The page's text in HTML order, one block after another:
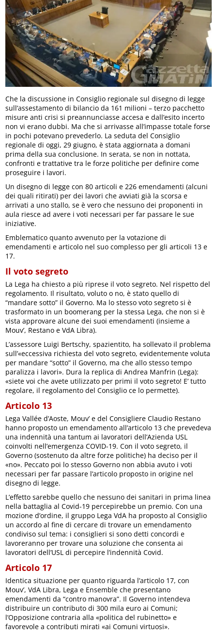
Che la discussione in Consiglio regionale sul disegno di legge
sull’assestamento di bilancio da 161 milioni – terzo pacchetto
misure anti crisi si preannunciasse accesa e dall’esito incerto
non vi erano dubbi. Ma che si arrivasse all’impasse totale forse
in pochi potevano prevederlo. La seduta del Consiglio
regionale di oggi, 29 giugno, è stata aggiornata a domani
prima della sua conclusione. In serata, se non in nottata,
confronti e trattative tra le forze politiche per definire come
proseguire i lavori.
Un disegno di legge con 80 articoli e 226 emendamenti (alcuni
dei quali ritirati) per dei lavori che avviati già la scorsa e
arrivati a uno stallo, se è vero che nessuno dei proponenti in
aula riesce ad avere i voti necessari per far passare le sue
iniziative.
Emblematico quanto avvenuto per la votazione di
emendamenti e articolo nel suo complesso per gli articoli 13 e
17.
Il voto segreto
La Lega ha chiesto a più riprese il voto segreto. Nel rispetto del
regolamento. Il risultato, voluto o no, è stato quello di
“mandare sotto” il Governo. Ma lo stesso voto segreto si è
trasformato in un boomerang per la stessa Lega, che non si è
vista approvare alcune dei suoi emendamenti (insieme a
Mouv’, Restano e VdA Libra).
L’assessore Luigi Bertschy, spazientito, ha sollevato il problema
sull’«eccessiva richiesta del voto segreto, evidentemente voluta
per mandare “sotto” il Governo, ma che allo stesso tempo
paralizza i lavori». Dura la replica di Andrea Manfrin (Lega):
«siete voi che avete utilizzato per primi il voto segreto! E’ tutto
regolare, il regolamento del Consiglio ce lo permette).
Articolo 13
Lega Vallée d’Aoste, Mouv’ e del Consigliere Claudio Restano
hanno proposto un emendamento all’articolo 13 che prevedeva
una indennità una tantum ai lavoratori dell’Azienda USL
coinvolti nell’emergenza COVID-19. Con il voto segreto, il
Governo (sostenuto da altre forze politiche) ha deciso per il
«no». Peccato poi lo stesso Governo non abbia avuto i voti
necessari per far passare l’articolo proposto in origine nel
disegno di legge.
L’effetto sarebbe quello che nessuno dei sanitari in prima linea
nella battaglia al Covid-19 percepirebbe un premio. Con una
mozione d’ordine, il gruppo Lega VdA ha proposto al Consiglio
un accordo al fine di cercare di trovare un emendamento
condiviso sul tema: i consiglieri si sono detti concordi e
lavoreranno per trovare una soluzione che consenta ai
lavoratori dell’USL di percepire l’indennità Covid.
Articolo 17
Identica situazione per quanto riguarda l’articolo 17, con
Mouv’, VdA Libra, Lega e Ensemble che presentano
emendamenti da “contro manovra”. Il Governo intendeva
distribuire un contributo di 300 mila euro ai Comuni;
l’Opposizione contraria alla «politica del rubinetto» e
favorevole a contributi mirati «ai Comuni virtuosi».